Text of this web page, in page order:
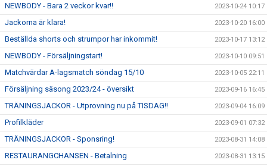
NEWBODY - Bara 2 veckor kvar!! 2023-10-24 10:17
Jackorna är klara! 2023-10-20 16:00
Beställda shorts och strumpor har inkommit! 2023-10-17 13:12
NEWBODY - Försäljningstart! 2023-10-10 09:51
Matchvärdar A-lagsmatch söndag 15/10 2023-10-05 22:11
Försäljning säsong 2023/24 - översikt 2023-09-16 16:45
TRÄNINGSJACKOR - Utprovning nu på TISDAG!! 2023-09-04 16:09
Profilkläder 2023-09-01 07:32
TRÄNINGSJACKOR - Sponsring! 2023-08-31 14:08
RESTAURANGCHANSEN - Betalning 2023-08-31 13:15